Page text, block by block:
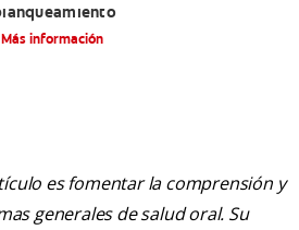
Más información
es fomentar la comprensión y
generales de salud oral. Su